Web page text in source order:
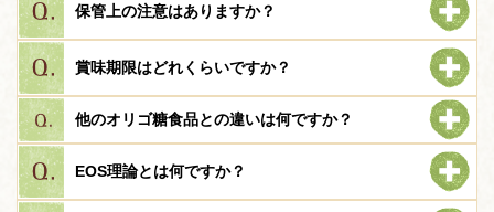
保管上の注意はありますか？
賞味期限はどれくらいですか？
他のオリゴ糖食品との違いは何ですか？
EOS理論とは何ですか？